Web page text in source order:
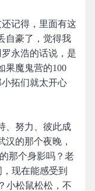
记得，里面有这
自豪了，觉得我
永浩的话说，是
果魔鬼营的100
拓们就太开心
、努力、彼此成
的那个夜晚，
那个身影吗？老
现在能感受到
小松鼠松松，不